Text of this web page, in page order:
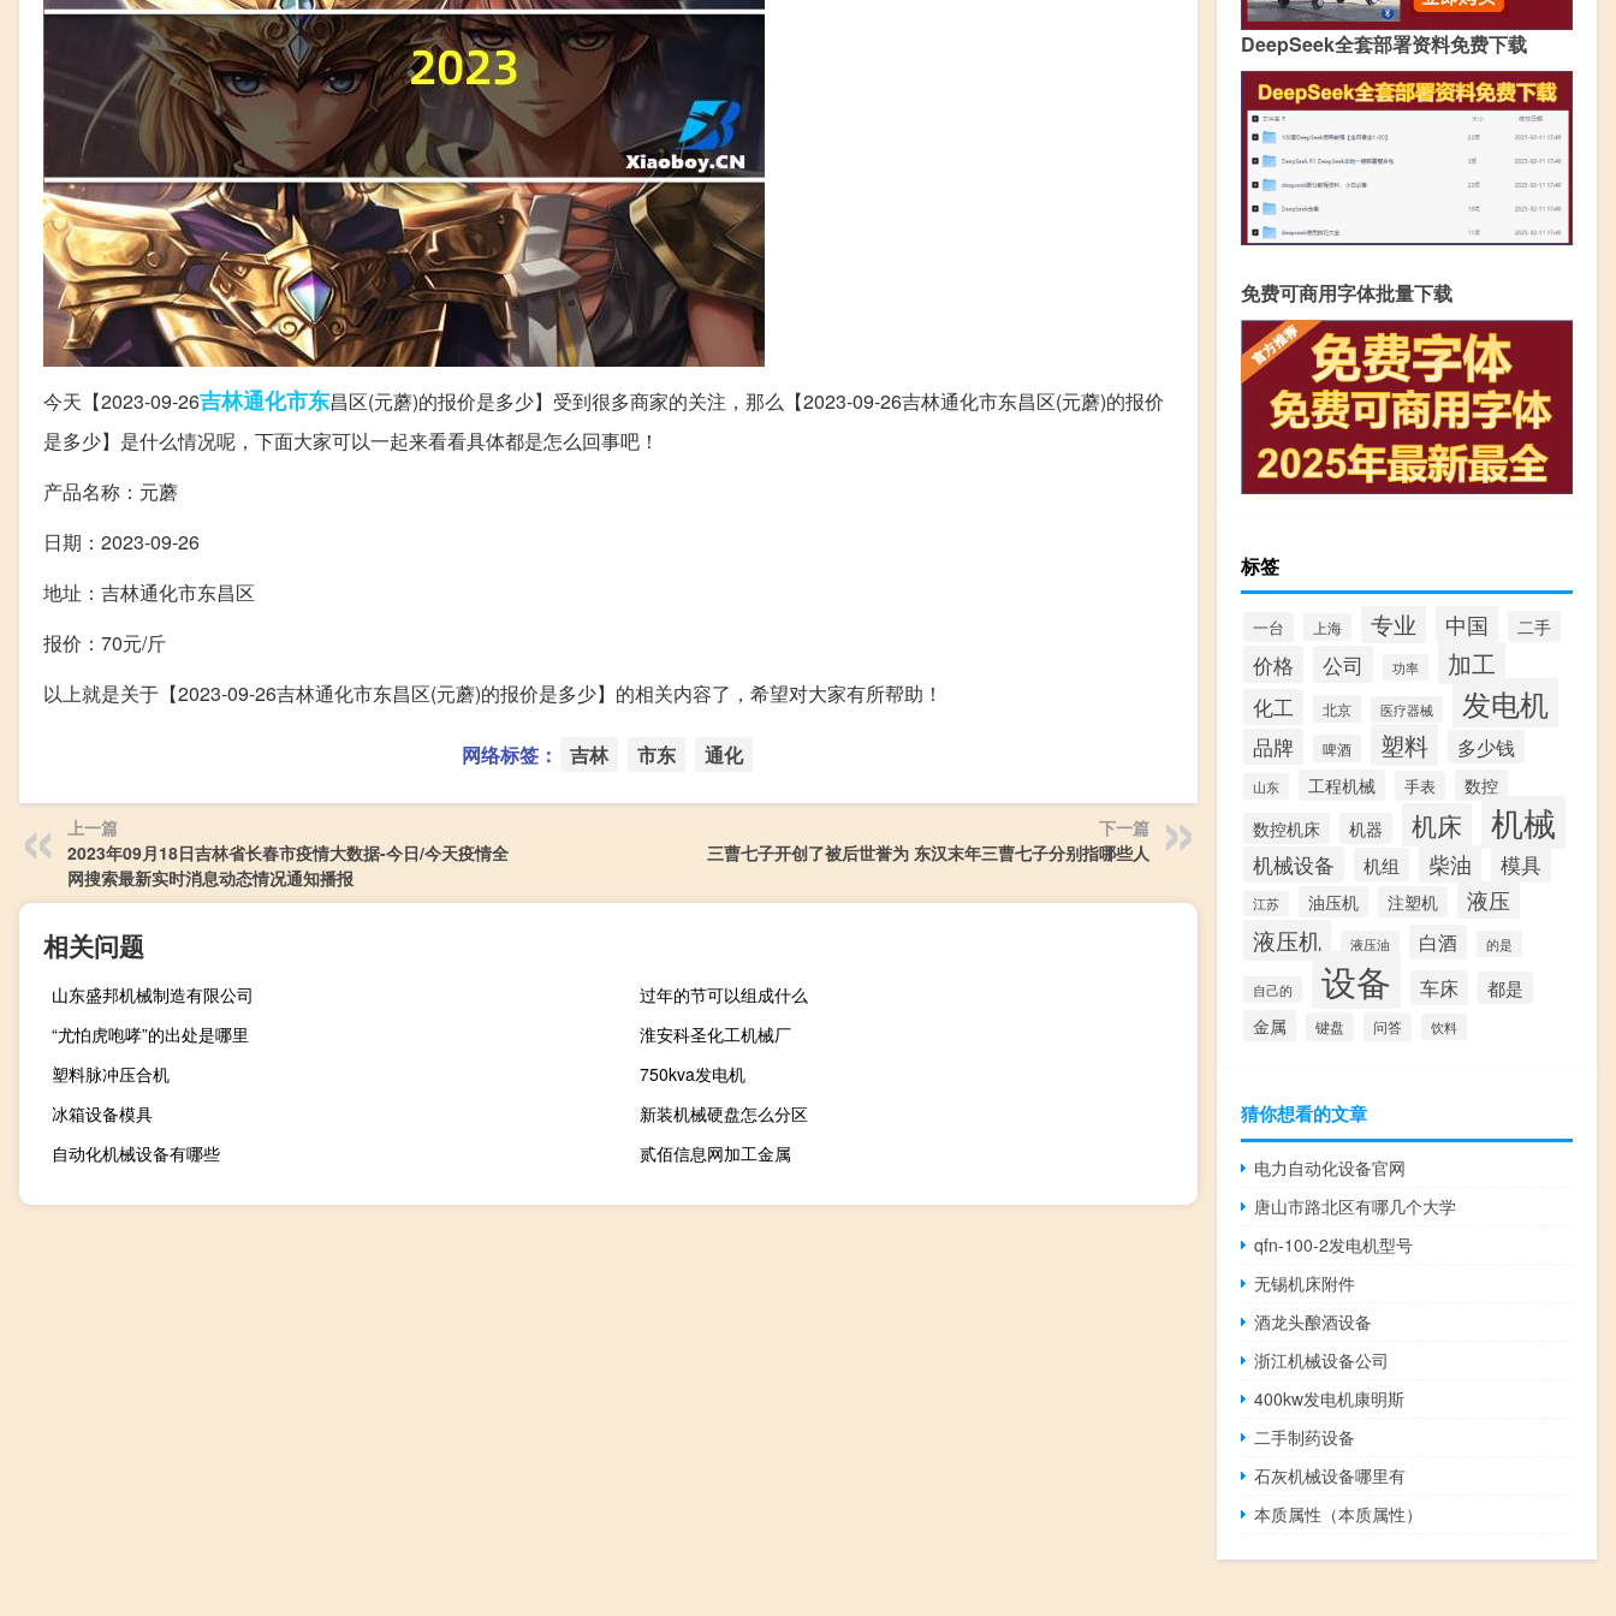
今天【2023-09-26吉林通化市东昌区(元蘑)的报价是多少】受到很多商家的关注，那么【2023-09-26吉林通化市东昌区(元蘑)的报价
是多少】是什么情况呢，下面大家可以一起来看看具体都是怎么回事吧！
产品名称：元蘑
日期：2023-09-26
地址：吉林通化市东昌区
报价：70元/斤
以上就是关于【2023-09-26吉林通化市东昌区(元蘑)的报价是多少】的相关内容了，希望对大家有所帮助！
网络标签： 吉林 市东 通化
上一篇
2023年09月18日吉林省长春市疫情大数据-今日/今天疫情全
网搜索最新实时消息动态情况通知播报
下一篇
三曹七子开创了被后世誉为 东汉末年三曹七子分别指哪些人
相关问题
山东盛邦机械制造有限公司
过年的节可以组成什么
“尤怕虎咆哮”的出处是哪里
淮安科圣化工机械厂
塑料脉冲压合机
750kva发电机
冰箱设备模具
新装机械硬盘怎么分区
自动化机械设备有哪些
贰佰信息网加工金属
DeepSeek全套部署资料免费下载
免费可商用字体批量下载
标签
一台 上海 专业 中国 二手
价格 公司 功率 加工
化工 北京 医疗器械 发电机
品牌 啤酒 塑料 多少钱
山东 工程机械 手表
数控
数控机床
机器 机床 机械
机械设备 机组 柴油 模具
江苏 油压机 注塑机 液压
液压机 液压油 白酒 的是
自己的 设备 车床 都是
金属 键盘 问答 饮料
猜你想看的文章
电力自动化设备官网
唐山市路北区有哪几个大学
qfn-100-2发电机型号
无锡机床附件
酒龙头酿酒设备
浙江机械设备公司
400kw发电机康明斯
二手制药设备
石灰机械设备哪里有
本质属性（本质属性）